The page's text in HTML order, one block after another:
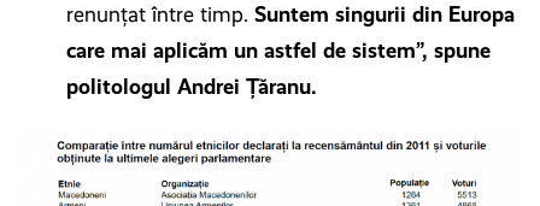
renunțat între timp. Suntem singurii din Europa
care mai aplicăm un astfel de sistem”, spune
politologul Andrei Țăranu.